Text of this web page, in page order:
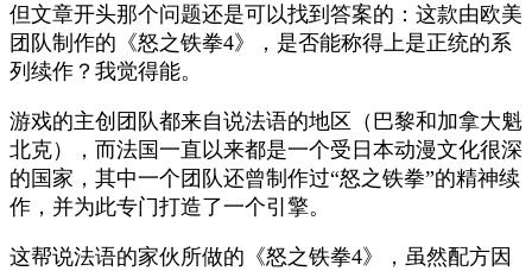
但文章开头那个问题还是可以找到答案的：这款由欧美
团队制作的《怒之铁拳4》，是否能称得上是正统的系
列续作？我觉得能。
游戏的主创团队都来自说法语的地区（巴黎和加拿大魁
北克），而法国一直以来都是一个受日本动漫文化很深
的国家，其中一个团队还曾制作过“怒之铁拳”的精神续
作，并为此专门打造了一个引擎。
这帮说法语的家伙所做的《怒之铁拳4》，虽然配方因